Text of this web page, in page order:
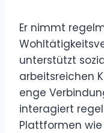
Er nimmt
unterstützt
arbeitsreichen
enge
interagiert
Plattformen wie